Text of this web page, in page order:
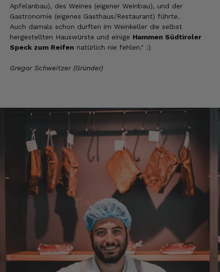
Apfelanbau), des Weines (eigener Weinbau), und der
Gastronomie (eigenes Gasthaus/Restaurant) führte.
Auch damals schon durften im Weinkeller die selbst
hergestellten Hauswürste und einige Hammen Südtiroler
Speck zum Reifen natürlich nie fehlen." :)
Gregor Schweitzer (Gründer)
auf DHL umstellen, auch wenn die
Versandkosten dadurch höher sein sollten.
Verifizierter Kunde
Sven
Verifizierter Kunde
Die Qualität ist super und der Geschmack ist
wie in den Dolomieten.
4.8.2026
Hans Joerg
Verifizierter Kunde
Über die Produkte brauchen wir nicht zu
diskutieren, soweit schon probiert alles
Spitze. Der einzige Wermutstropfen ist die
Zustellung durch GLS. Dieses
Transportunternehmen ist das
unzuverlässigste das es gibt. Die liefern